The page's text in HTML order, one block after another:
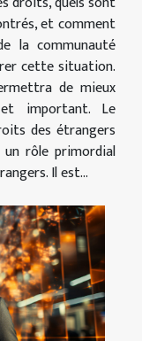
et comment
la communauté
cette situation.
de mieux
important. Le
des étrangers
rôle primordial
Il est...